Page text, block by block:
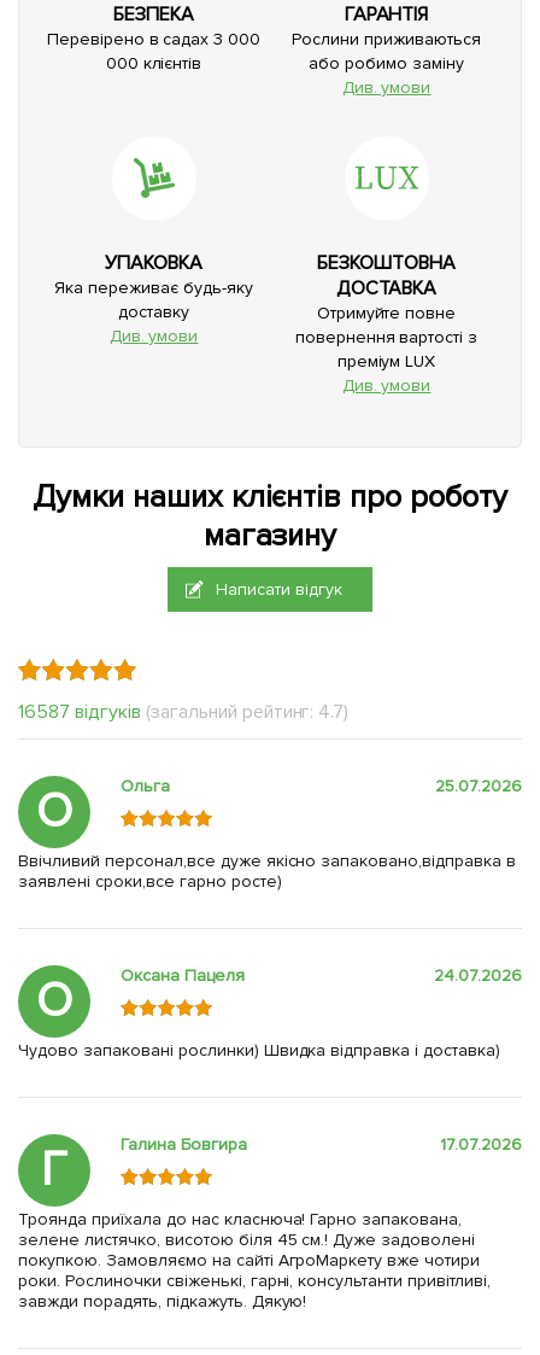
БЕЗПЕКА
Перевірено в садах 3 000
000 клієнтів
ГАРАНТІЯ
Рослини приживаються
або робимо заміну
Див. умови
УПАКОВКА
Яка переживає будь-яку
доставку
Див. умови
БЕЗКОШТОВНА
ДОСТАВКА
Отримуйте повне
повернення вартості з
преміум LUX
Див. умови
Думки наших клієнтів про роботу
магазину
Написати відгук
16587 відгуків (загальний рейтинг: 4.7)
О Ольга 25.07.2026
Ввічливий персонал,все дуже якісно запаковано,відправка в
заявлені сроки,все гарно росте)
О Оксана Пацеля 24.07.2026
Чудово запаковані рослинки) Швидка відправка і доставка)
Г Галина Бовгира 17.07.2026
Троянда приїхала до нас класнюча! Гарно запакована,
зелене листячко, висотою біля 45 см.! Дуже задоволені
покупкою. Замовляємо на сайті АгроМаркету вже чотири
роки. Рослиночки свіженькі, гарні, консультанти привітливі,
завжди порадять, підкажуть. Дякую!